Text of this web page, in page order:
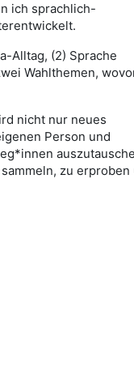
ich sprachlich-
Alltag, (2) Sprache
Wahlthemen,
nicht nur neues
Person und
zu erproben